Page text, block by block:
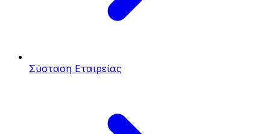
Σύσταση Εταιρείας